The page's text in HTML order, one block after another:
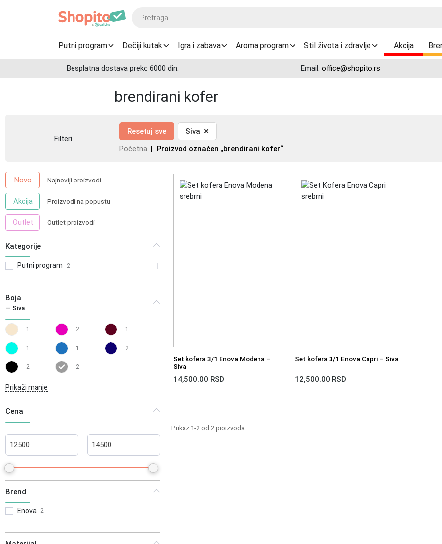
Products
Putni program Dečiji kutak Igra i zabava Aroma program Stil života i zdravlje Akcija
Besplatna dostava preko 6000 din. Email: office@shopito.rs
brendirani kofer
Filteri
Resetuj sve Siva ×
Početna| Proizvod označen „brendirani kofer“
Novo Najnoviji proizvodi
Akcija Proizvodi na popustu
Outlet Outlet proizvodi
Kategorije
Putni program 2
Boja
— Siva
1 2 1
1 1 2
2 2
Prikaži manje
Cena
Brend
Enova 2
Set kofera 3/1 Enova Modena –
Siva
14,500.00 RSD
Set kofera 3/1 Enova Capri – Siva
12,500.00 RSD
Prikaz 1-2 od 2 proizvoda